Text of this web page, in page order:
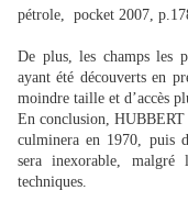
pétrole, pocket 2007,
De plus, les champs les
ayant été découverts en
moindre taille et d’accès
En conclusion,
culminera en 1970, puis
sera inexorable, malgré
techniques.